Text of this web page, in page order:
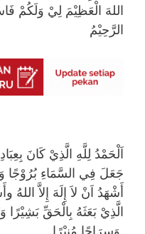
اللهَ الْعَظِيْمَ لِيْ وَلَكُمْ
الرَّحِيْمُ
اَلْحَمْدُ لِلَّهِ الَّذِيْ كَانَ
جَعَلَ فِي السَّمَاءِ بُرُوْجًا
أَشْهَدُ اَنْ لاَ إِلَهَ إِلاَّ
الَّذِيْ بَعَثَهُ بِالْحَقِّ بَشِيْرًا